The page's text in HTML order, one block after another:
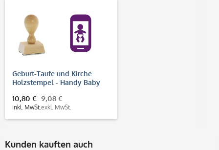
Geburt-Taufe und Kirche
Holzstempel - Handy Baby
10,80 €
inkl. MwSt.
9,08 €
exkl. MwSt.
Kunden kauften auch